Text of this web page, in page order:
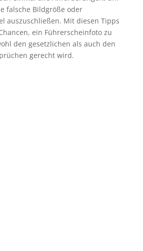
falsche Bildgröße oder
auszuschließen. Mit diesen Tipps
ein Führerscheinfoto zu
den gesetzlichen als auch den
gerecht wird.